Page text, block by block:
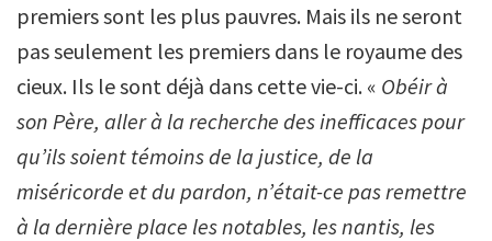
premiers sont les plus pauvres. Mais ils ne seront
pas seulement les premiers dans le royaume des
cieux. Ils le sont déjà dans cette vie-ci. « Obéir à
son Père, aller à la recherche des inefficaces pour
qu’ils soient témoins de la justice, de la
miséricorde et du pardon, n’était-ce pas remettre
à la dernière place les notables, les nantis, les